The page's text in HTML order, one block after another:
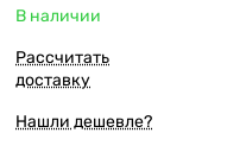
В наличии
Рассчитать
доставку
Нашли дешевле?